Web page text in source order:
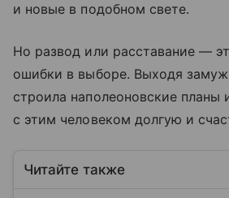
и новые в подобном свете.
Но развод или расставание —
ошибки в выборе. Выходя
строила наполеоновские планы
с этим человеком долгую и
Читайте также